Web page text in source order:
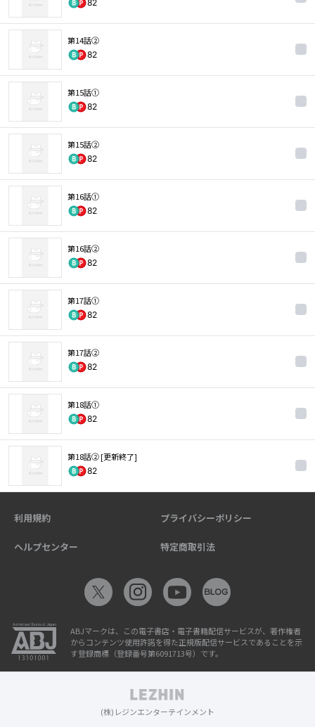
82
第14話②
82
第15話①
82
第15話②
82
第16話①
82
第16話②
82
第17話①
82
第17話②
82
第18話①
82
第18話② [更新終了]
82
利用規約 プライバシーポリシー
ヘルプセンター 特定商取引法
ABJマークは、この電子書店・電子書籍配信サービスが、著作権者
からコンテンツ使用許諾を得た正規版配信サービスであることを示
す登録商標（登録番号第6091713号）です。
(株)レジンエンターテインメント